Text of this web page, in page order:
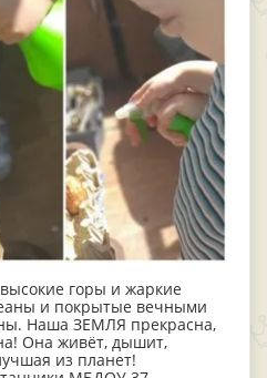
горы и жаркие
и покрытые вечными
Наша ЗЕМЛЯ прекрасна,
Она живёт, дышит,
из планет!